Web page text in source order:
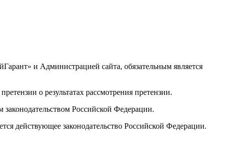
и Администрацией сайта, обязательным является
о результатах рассмотрения претензии.
Российской Федерации.
действующее законодательство Российской Федерации.